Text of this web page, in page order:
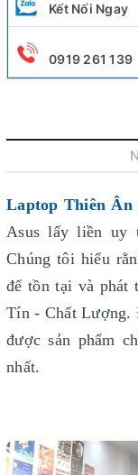
Kết Nối Ngay
0919 261 139
Laptop Thiên Ân
Asus lấy liền uy
Chúng tôi hiểu
để tồn tại và phát
Tín - Chất Lượng.
được sản phẩm
nhất.